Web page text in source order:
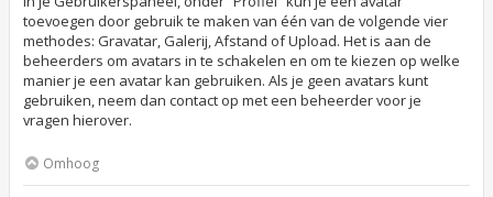
toevoegen door gebruik te maken van één van de volgende vier
methodes: Gravatar, Galerij, Afstand of Upload. Het is aan de
beheerders om avatars in te schakelen en om te kiezen op welke
manier je een avatar kan gebruiken. Als je geen avatars kunt
gebruiken, neem dan contact op met een beheerder voor je
vragen hierover.
Omhoog